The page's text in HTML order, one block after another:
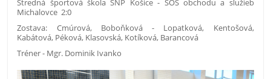
Michalovce 2:0
Zostava: Cmúrová, Boboňková - Lopatková, Kentošová,
Kabátová, Péková, Klasovská, Kotíková, Barancová
Tréner - Mgr. Dominik Ivanko